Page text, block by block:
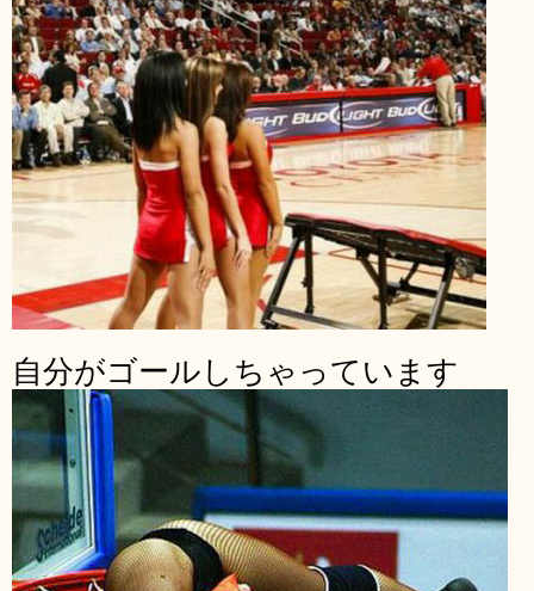
自分がゴールしちゃっています